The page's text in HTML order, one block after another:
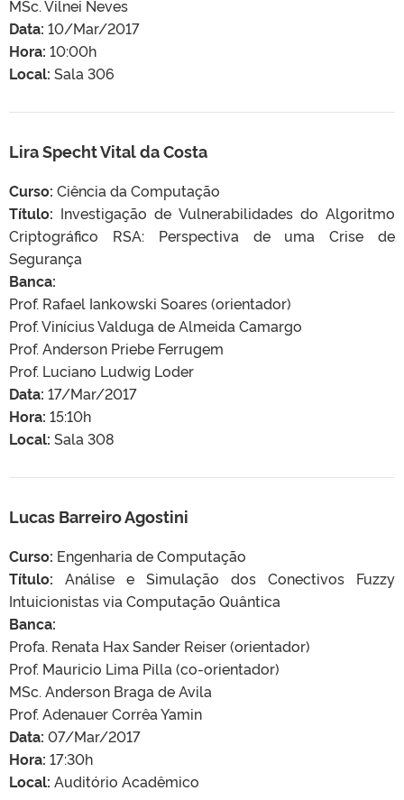
MSc. Vilnei Neves
Data: 10/Mar/2017
Hora: 10:00h
Local: Sala 306
Lira Specht Vital da Costa
Curso: Ciência da Computação
Título: Investigação de Vulnerabilidades do Algoritmo
Criptográfico RSA: Perspectiva de uma Crise de
Segurança
Banca:
Prof. Rafael Iankowski Soares (orientador)
Prof. Vinícius Valduga de Almeida Camargo
Prof. Anderson Priebe Ferrugem
Prof. Luciano Ludwig Loder
Data: 17/Mar/2017
Hora: 15:10h
Local: Sala 308
Lucas Barreiro Agostini
Curso: Engenharia de Computação
Título: Análise e Simulação dos Conectivos Fuzzy
Intuicionistas via Computação Quântica
Banca:
Profa. Renata Hax Sander Reiser (orientador)
Prof. Mauricio Lima Pilla (co-orientador)
MSc. Anderson Braga de Avila
Prof. Adenauer Corrêa Yamin
Data: 07/Mar/2017
Hora: 17:30h
Local: Auditório Acadêmico